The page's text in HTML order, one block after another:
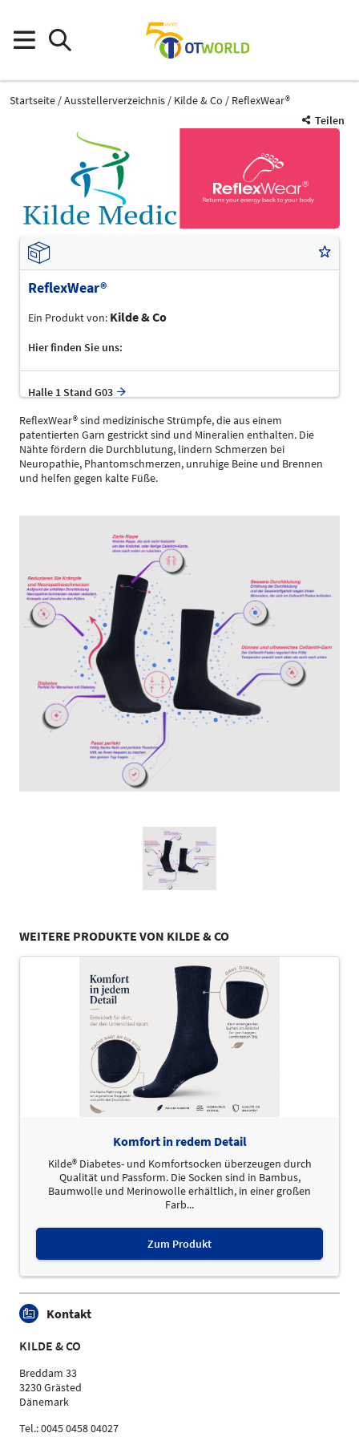
Startseite Ausstellerverzeichnis Kilde & Co
ReflexWear®
Teilen
ReflexWear®
Ein Produkt von: Kilde & Co
Hier finden Sie uns:
Halle 1 Stand G03
ReflexWear® sind medizinische Strümpfe, die aus einem
patentierten Garn gestrickt sind und Mineralien enthalten. Die
Nähte fördern die Durchblutung, lindern Schmerzen bei
Neuropathie, Phantomschmerzen, unruhige Beine und Brennen
und helfen gegen kalte Füße.
WEITERE PRODUKTE VON KILDE & CO
Komfort in redem Detail
Kilde® Diabetes- und Komfortsocken überzeugen durch
Qualität und Passform. Die Socken sind in Bambus,
Baumwolle und Merinowolle erhältlich, in einer großen
Farb...
Zum Produkt
Kontakt
KILDE & CO
Breddam 33
3230 Grästed
Dänemark
Tel.: 0045 0458 04027